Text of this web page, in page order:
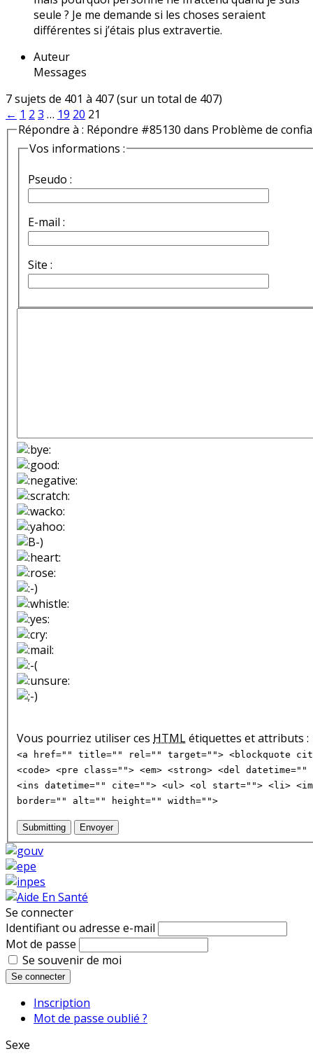
seule ? Je me demande si les choses seraient
différentes si j’étais plus extravertie.
Auteur
Messages
7 sujets de 401 à 407 (sur un total de 407)
← 1 2 3 … 19 20 21
Répondre à : Répondre #85130 dans Problème de
Vos informations :
Pseudo :
E-mail :
Site :
Vous pourriez utiliser ces HTMLétiquettes et attributs :
<a href="" title="" rel="" target=""> <blockquote
<code> <pre class=""> <em> <strong> <del
<ins datetime="" cite=""> <ul> <ol start=""> <li>
border="" alt="" height="" width="">
Submitting Envoyer
Se connecter
Identifiant ou adresse e-mail
Mot de passe
Se souvenir de moi
Se connecter
Inscription
Mot de passe oublié ?
Sexe